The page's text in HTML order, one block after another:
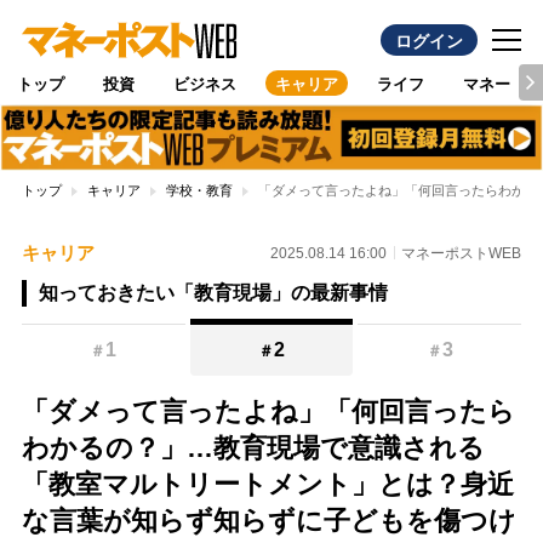
ログイン
トップ 投資 ビジネス キャリア ライフ マネー
トップ キャリア 学校・教育 「ダメって言ったよね」「何回言ったらわか
キャリア 2025.08.14 16:00 マネーポストWEB
知っておきたい「教育現場」の最新事情
＃ 1 ＃2 ＃3
「ダメって言ったよね」「何回言ったら
わかるの？」…教育現場で意識される
「教室マルトリートメント」とは？身近
な言葉が知らず知らずに子どもを傷つけ